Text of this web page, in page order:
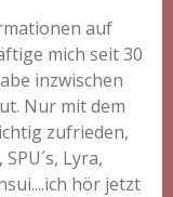
auf
mich seit 30
inzwischen
Nur mit dem
zufrieden,
Lyra,
hör jetzt